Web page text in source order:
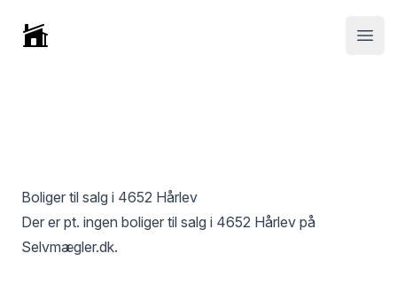
Selvmægler
Boliger til salg i 4652 Hårlev
Der er pt. ingen boliger til salg i 4652 Hårlev på
Selvmægler.dk.